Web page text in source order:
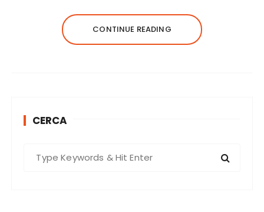
te
r
re
st
l re
CONTINUE READING
CERCA